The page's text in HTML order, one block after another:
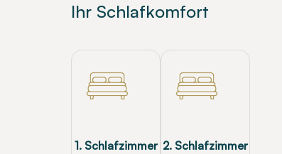
Ihr Schlafkomfort
1. Schlafzimmer 2. Schlafzimmer